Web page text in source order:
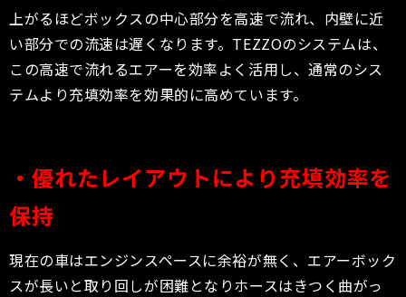
上がるほどボックスの中心部分を高速で流れ、内壁に近
い部分での流速は遅くなります。TEZZOのシステムは、
この高速で流れるエアーを効率よく活用し、通常のシス
テムより充填効率を効果的に高めています。
・優れたレイアウトにより充填効率を
保持
現在の車はエンジンスペースに余裕が無く、エアーボック
スが長いと取り回しが困難となりホースはきつく曲がっ